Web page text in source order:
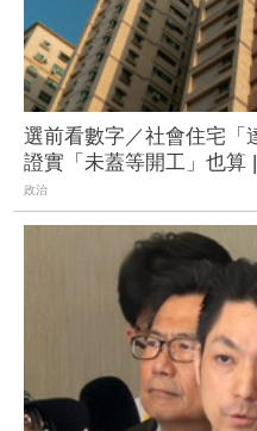
選前看數字／社會住宅「
證實「未蓋等開工」也算
政治